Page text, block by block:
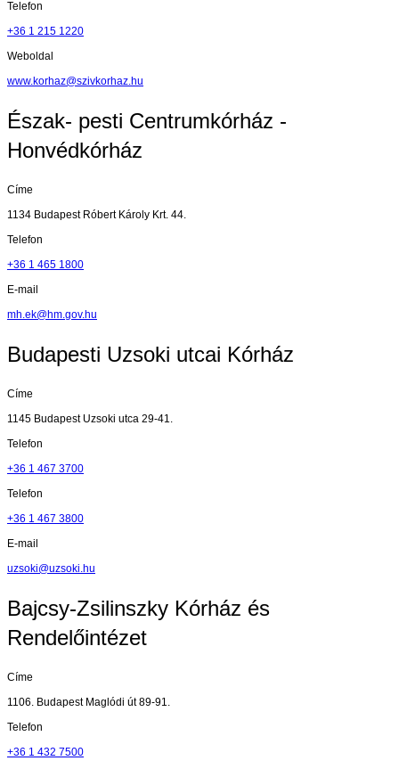
Telefon
+36 1 215 1220
Weboldal
www.korhaz@szivkorhaz.hu
Észak- pesti Centrumkórház -
Honvédkórház
Címe
1134 Budapest Róbert Károly Krt. 44.
Telefon
+36 1 465 1800
E-mail
mh.ek@hm.gov.hu
Budapesti Uzsoki utcai Kórház
Címe
1145 Budapest Uzsoki utca 29-41.
Telefon
+36 1 467 3700
Telefon
+36 1 467 3800
E-mail
uzsoki@uzsoki.hu
Bajcsy-Zsilinszky Kórház és
Rendelőintézet
Címe
1106. Budapest Maglódi út 89-91.
Telefon
+36 1 432 7500